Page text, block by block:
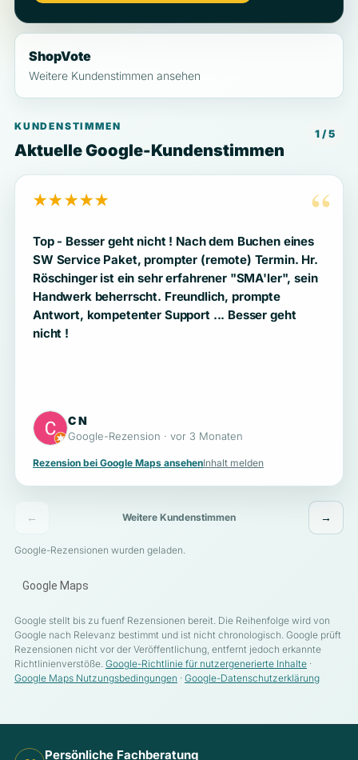
ShopVote
Weitere Kundenstimmen ansehen
KUNDENSTIMMEN
Aktuelle Google-Kundenstimmen
1 / 5
“
★★★★★
Top - Besser geht nicht ! Nach dem Buchen eines
SW Service Paket, prompter (remote) Termin. Hr.
Röschinger ist ein sehr erfahrener "SMA'ler", sein
Handwerk beherrscht. Freundlich, prompte
Antwort, kompetenter Support ... Besser geht
nicht !
C N
Google-Rezension · vor 3 Monaten
Rezension bei Google Maps ansehenInhalt melden
← Weitere Kundenstimmen →
Google-Rezensionen wurden geladen.
Google Maps
Google stellt bis zu fuenf Rezensionen bereit. Die Reihenfolge wird von
Google nach Relevanz bestimmt und ist nicht chronologisch. Google prüft
Rezensionen nicht vor der Veröffentlichung, entfernt jedoch erkannte
Richtlinienverstöße. Google-Richtlinie für nutzergenerierte Inhalte ·
Google Maps Nutzungsbedingungen · Google-Datenschutzerklärung
Persönliche Fachberatung